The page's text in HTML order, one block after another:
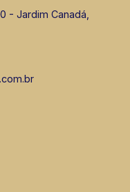
- Jardim Canadá,